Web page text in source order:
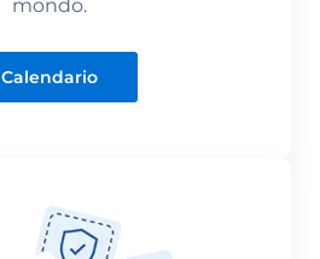
mondo.
Calendario